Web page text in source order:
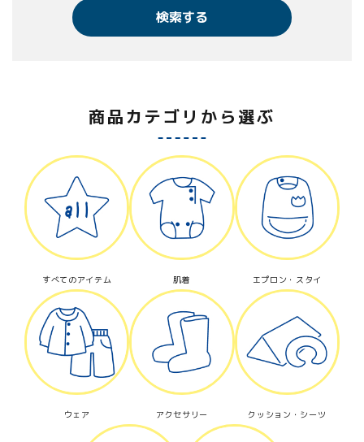
検索する
カテゴリー
検索する
商品カテゴリから選ぶ
すべてのアイテム 肌着 エプロン・スタイ
ウェア アクセサリー クッション・シーツ